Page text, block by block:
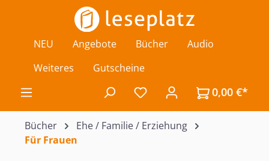
Zum Hauptinhalt springen
NEU Angebote Bücher
Audio
Weiteres
Gutscheine
Du hast 0 Produkte auf
0,00 €*
Bücher
Ehe / Familie / Erziehung
Für Frauen